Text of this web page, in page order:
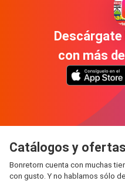
con más
Catálogos y
Bonretorn cuenta con muchas
con gusto. Y no hablamos sólo